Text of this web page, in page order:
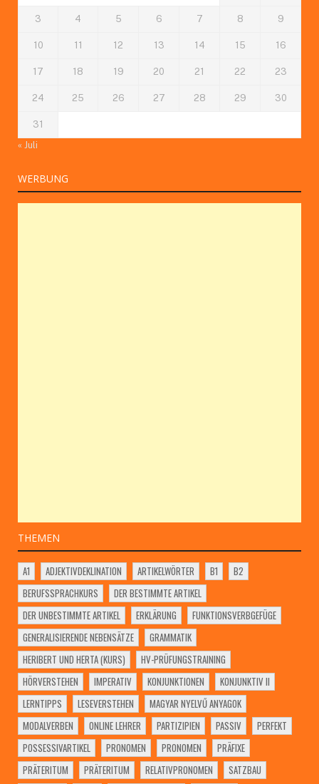
3 4 5 6 7 8 9
10 11 12 13 14 15 16
17 18 19 20 21 22 23
24 25 26 27 28 29 30
31
« Juli
WERBUNG
THEMEN
A1 ADJEKTIVDEKLINATION ARTIKELWÖRTER B1
B2
BERUFSSPRACHKURS
DER BESTIMMTE ARTIKEL
DER UNBESTIMMTE ARTIKEL
ERKLÄRUNG
FUNKTIONSVERBGEFÜGE
GENERALISIERENDE NEBENSÄTZE
GRAMMATIK
HERIBERT UND HERTA (KURS)
HV-PRÜFUNGSTRAINING
HÖRVERSTEHEN
IMPERATIV KONJUNKTIONEN
KONJUNKTIV II
LERNTIPPS
LESEVERSTEHEN
MAGYAR NYELVŰ ANYAGOK
MODALVERBEN
ONLINE LEHRER PARTIZIPIEN PASSIV
PERFEKT
POSSESSIVARTIKEL
PRONOMEN PRONOMEN
PRÄFIXE
PRÄTERITUM
PRÄTERITUM RELATIVPRONOMEN
SATZBAU